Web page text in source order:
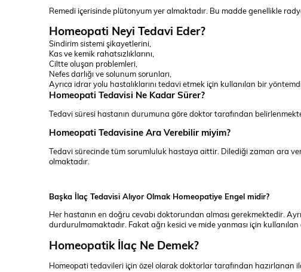
Remedi içerisinde plütonyum yer almaktadır. Bu madde genellikle
Homeopati Neyi Tedavi Eder?
Sindirim sistemi şikayetlerini,
Kas ve kemik rahatsızlıklarını,
Ciltte oluşan problemleri,
Nefes darlığı ve solunum sorunları,
Ayrıca idrar yolu hastalıklarını tedavi etmek için kullanılan bir
Homeopati Tedavisi Ne Kadar Sürer?
Tedavi süresi hastanın durumuna göre doktor tarafından
Homeopati Tedavisine Ara Verebilir miyim?
Tedavi sürecinde tüm sorumluluk hastaya aittir. Dilediği zaman ara
olmaktadır.
Başka İlaç Tedavisi Alıyor Olmak Homeopatiye Engel midir?
Her hastanın en doğru cevabı doktorundan alması gerekmektedir.
durdurulmamaktadır. Fakat ağrı kesici ve mide yanması için
Homeopatik İlaç Ne Demek?
Homeopati tedavileri için özel olarak doktorlar tarafından hazırlanan